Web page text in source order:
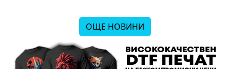
ОЩЕ НОВИНИ